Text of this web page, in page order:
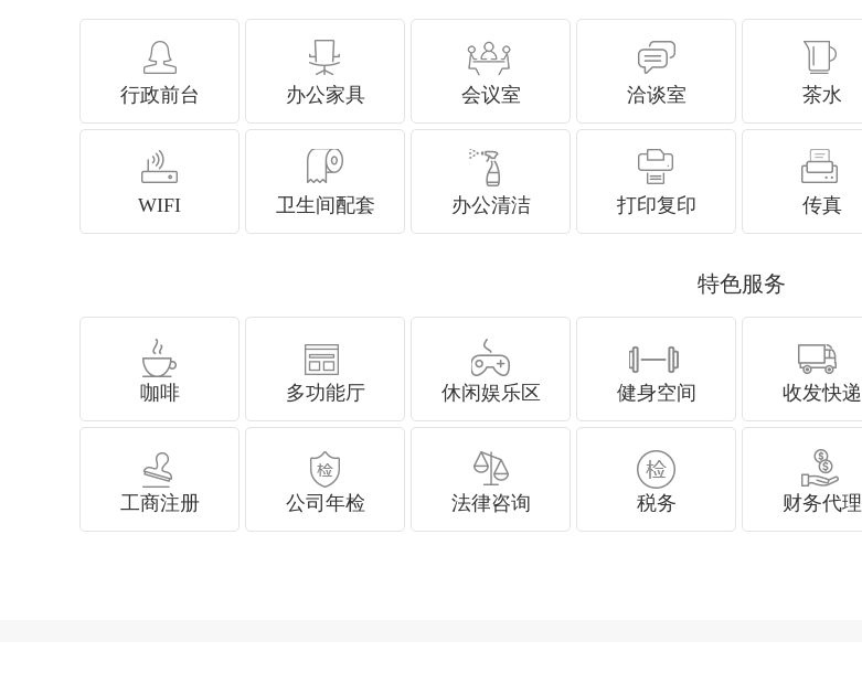
行政前台 办公家具 会议室 洽谈室 茶水
WIFI 卫生间配套 办公清洁 打印复印 传真
特色服务
咖啡 多功能厅 休闲娱乐区 健身空间 收发快递
工商注册 公司年检 法律咨询 税务 财务代理